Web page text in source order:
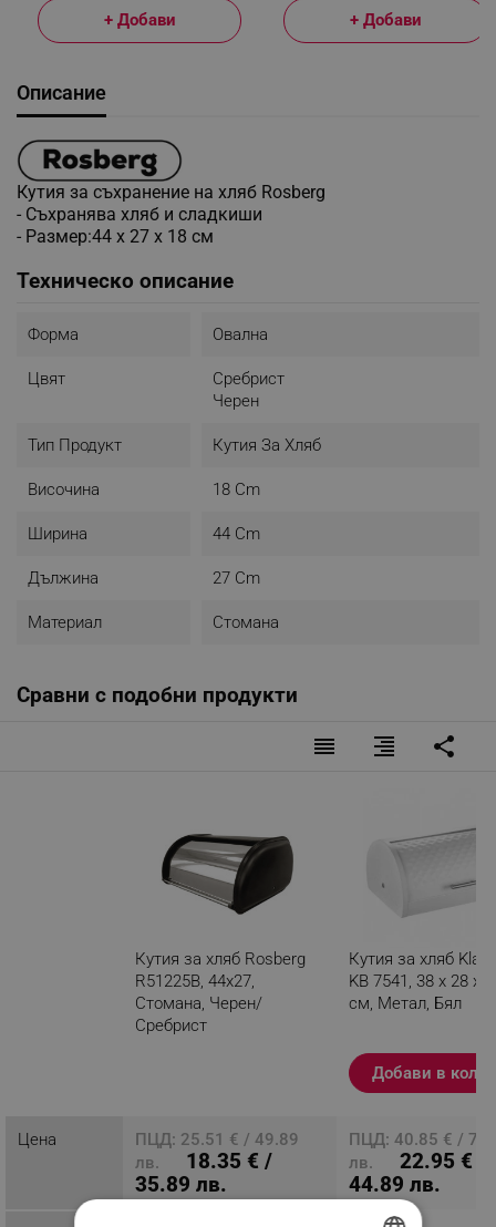
+ Добави + Добави
Описание
Кутия за съхранение на хляб Rosberg
- Съхранява хляб и сладкиши
- Размер:44 х 27 х 18 см
Техническо описание
Форма Овална
Цвят
Сребрист
Черен
Тип Продукт Кутия За Хляб
Височина 18 Cm
Ширина 44 Cm
Дължина 27 Cm
Материал Стомана
Сравни с подобни продукти
reorder format_align_right share
Кутия за хляб Rosberg
R51225B, 44х27,
Стомана, Черен/
Сребрист
Кутия за хляб
KB 7541, 38 х 28 х
см, Метал, Бял
Добави в
Цена
ПЦД: 25.51 € / 49.89
лв.
18.35 € /
35.89 лв.
ПЦД: 40.85 € /
лв.
22.95 € /
44.89 лв.